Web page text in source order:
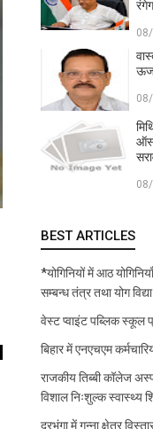
BEST ARTICLES
*योगिनियों में आठ
सम्बन्ध तंत्र तथा योग
वेस्ट प्वाइंट पब्लिक स्कूल
बिहार में एनएचएम
राजकीय तिब्बी कॉलेज
विशाल निःशुल्क स्वास्थ्य
दरभंगा में गन्ना क्षेत्र